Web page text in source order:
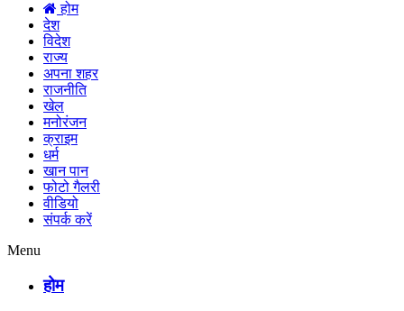
होम
देश
विदेश
राज्य
अपना शहर
राजनीति
खेल
मनोरंजन
क्राइम
धर्म
खान पान
फोटो गैलरी
वीडियो
संपर्क करें
Menu
होम